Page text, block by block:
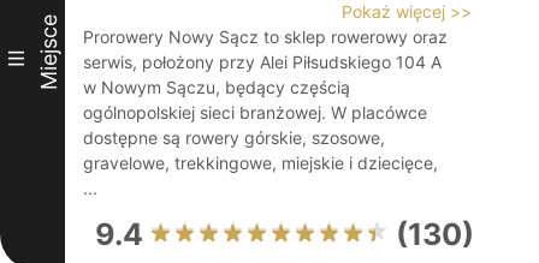
III Miejsce
Pokaż więcej >>
Prorowery Nowy Sącz to sklep rowerowy oraz
serwis, położony przy Alei Piłsudskiego 104 A
w Nowym Sączu, będący częścią
ogólnopolskiej sieci branżowej. W placówce
dostępne są rowery górskie, szosowe,
gravelowe, trekkingowe, miejskie i dziecięce,
...
9.4 (130)